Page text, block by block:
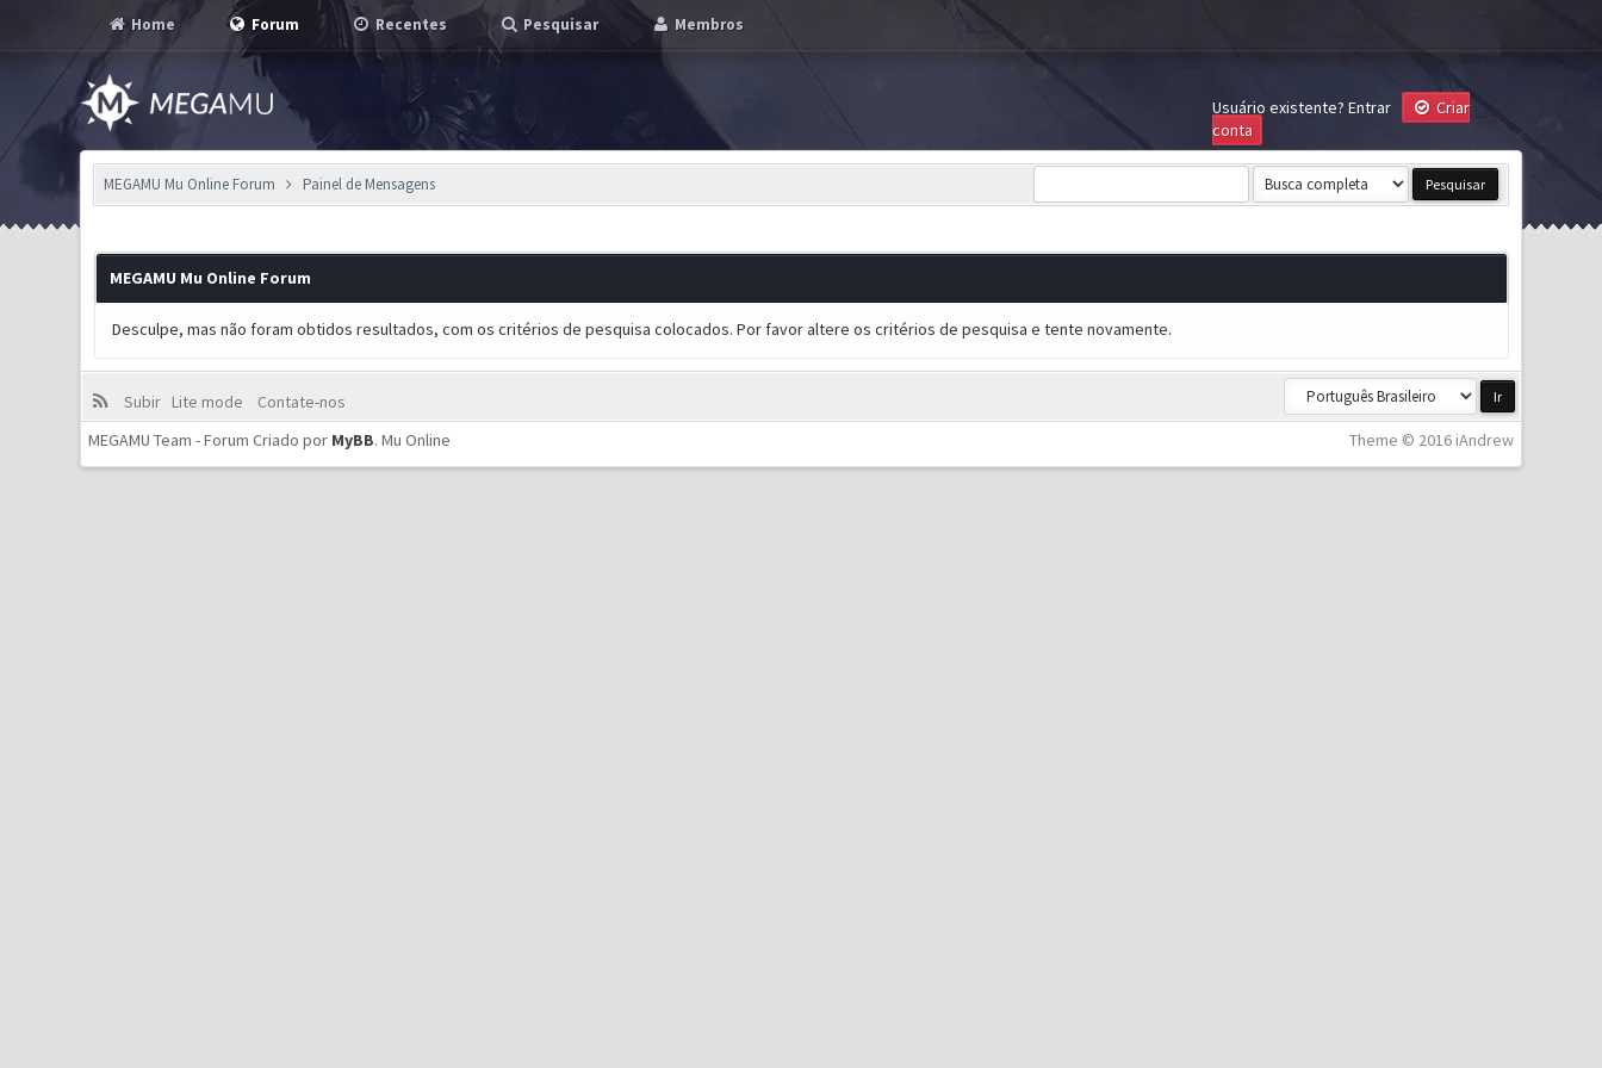
Home Forum Recentes Pesquisar Membros
Usuário existente? Entrar
Criar
conta
MEGAMU Mu Online Forum Painel de Mensagens
MEGAMU Mu Online Forum
Desculpe, mas não foram obtidos resultados, com os critérios de pesquisa colocados. Por favor altere os critérios de pesquisa e tente novamente.
Subir Lite mode
Contate-nos
Theme © 2016 iAndrew
MEGAMU Team - Forum Criado por MyBB.Mu Online